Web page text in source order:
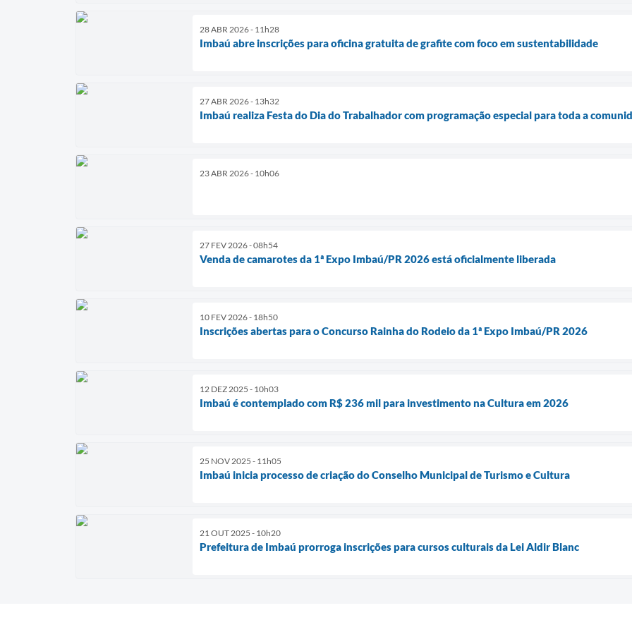
28 ABR 2026 - 11h28
Imbaú abre inscrições para oficina gratuita de grafite com foco em sustentabilidade
27 ABR 2026 - 13h32
Imbaú realiza Festa do Dia do Trabalhador com programação especial para toda a
23 ABR 2026 - 10h06
27 FEV 2026 - 08h54
Venda de camarotes da 1ª Expo Imbaú/PR 2026 está oficialmente liberada
10 FEV 2026 - 18h50
Inscrições abertas para o Concurso Rainha do Rodeio da 1ª Expo Imbaú/PR 2026
12 DEZ 2025 - 10h03
Imbaú é contemplado com R$ 236 mil para investimento na Cultura em 2026
25 NOV 2025 - 11h05
Imbaú inicia processo de criação do Conselho Municipal de Turismo e Cultura
21 OUT 2025 - 10h20
Prefeitura de Imbaú prorroga inscrições para cursos culturais da Lei Aldir Blanc